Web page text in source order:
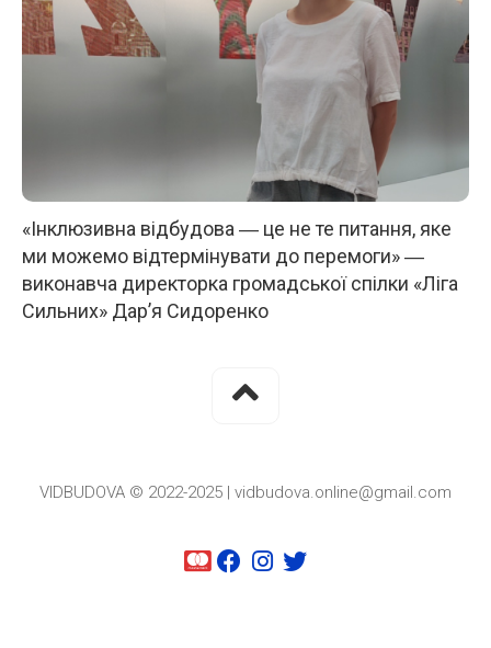
«Інклюзивна відбудова ― це не те питання, яке
ми можемо відтермінувати до перемоги» ―
виконавча директорка громадської спілки «Ліга
Сильних» Дар’я Сидоренко
VIDBUDOVA © 2022-2025 | vidbudova.online@gmail.com